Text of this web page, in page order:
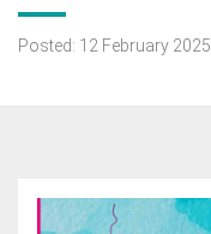
Posted: 12 February 2025